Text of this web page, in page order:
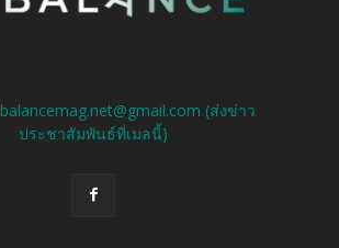
balancemag.net@gmail.com (ส่งข่าว
ประชาสัมพันธ์ที่เมลนี้)